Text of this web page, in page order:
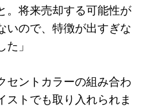
。将来売却する可能性が
いので、特徴が出すぎな
」
セントカラーの組み合わ
ストでも取り入れられま